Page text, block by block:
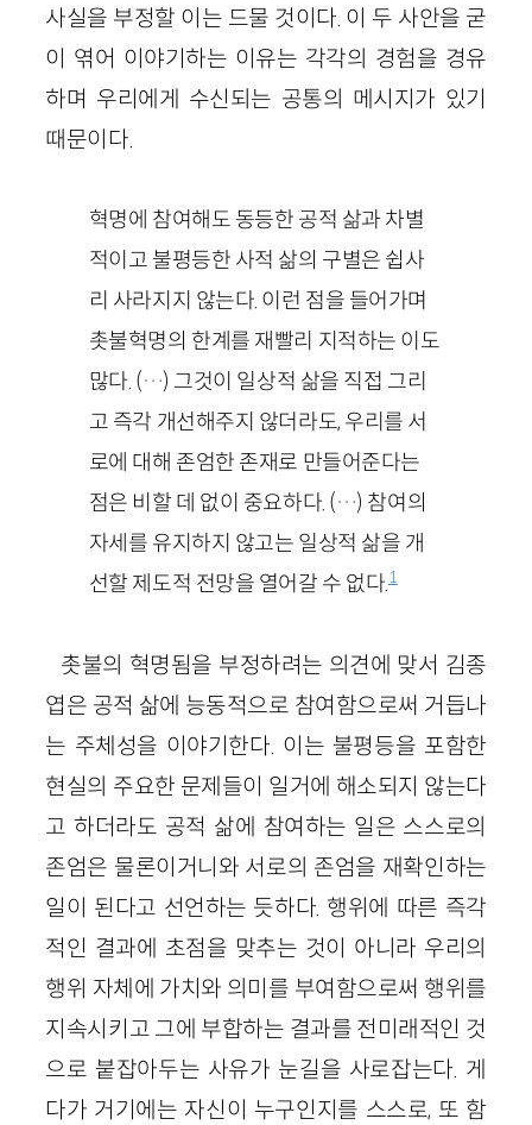
사실을 부정할 이는 드물 것이다. 이 두 사안을 굳
이 엮어 이야기하는 이유는 각각의 경험을 경유
하며 우리에게 수신되는 공통의 메시지가 있기
때문이다.
혁명에 참여해도 동등한 공적 삶과 차별
적이고 불평등한 사적 삶의 구별은 쉽사
리 사라지지 않는다. 이런 점을 들어가며
촛불혁명의 한계를 재빨리 지적하는 이도
많다. (…) 그것이 일상적 삶을 직접 그리
고 즉각 개선해주지 않더라도, 우리를 서
로에 대해 존엄한 존재로 만들어준다는
점은 비할 데 없이 중요하다. (…) 참여의
자세를 유지하지 않고는 일상적 삶을 개
선할 제도적 전망을 열어갈 수 없다.1
촛불의 혁명됨을 부정하려는 의견에 맞서 김종
엽은 공적 삶에 능동적으로 참여함으로써 거듭나
는 주체성을 이야기한다. 이는 불평등을 포함한
현실의 주요한 문제들이 일거에 해소되지 않는다
고 하더라도 공적 삶에 참여하는 일은 스스로의
존엄은 물론이거니와 서로의 존엄을 재확인하는
일이 된다고 선언하는 듯하다. 행위에 따른 즉각
적인 결과에 초점을 맞추는 것이 아니라 우리의
행위 자체에 가치와 의미를 부여함으로써 행위를
지속시키고 그에 부합하는 결과를 전미래적인 것
으로 붙잡아두는 사유가 눈길을 사로잡는다. 게
다가 거기에는 자신이 누구인지를 스스로, 또 함